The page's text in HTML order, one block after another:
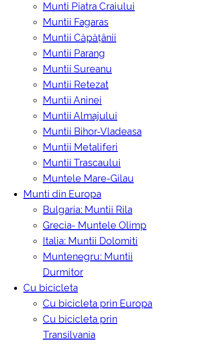
Munti Piatra Craiului
Muntii Fagaras
Muntii Căpățânii
Muntii Parang
Muntii Sureanu
Muntii Retezat
Muntii Aninei
Muntii Almajului
Muntii Bihor-Vladeasa
Muntii Metaliferi
Muntii Trascaului
Muntele Mare-Gilau
Munti din Europa
Bulgaria: Muntii Rila
Grecia- Muntele Olimp
Italia: Muntii Dolomiti
Muntenegru: Muntii
Durmitor
Cu bicicleta
Cu bicicleta prin Europa
Cu bicicleta prin
Transilvania